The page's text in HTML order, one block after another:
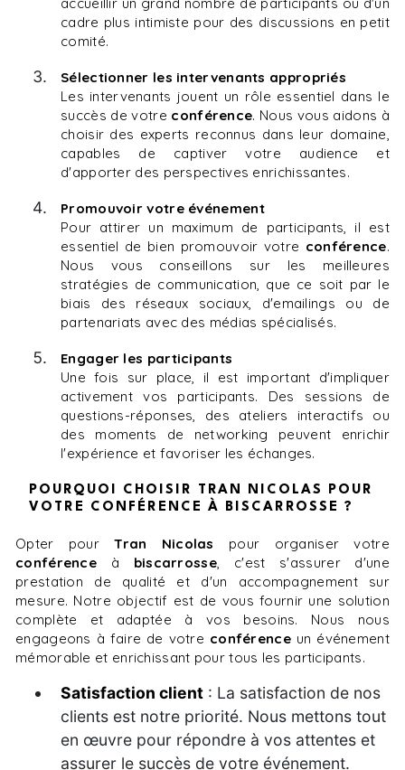
cadre plus intimiste pour des discussions en petit
comité.
Sélectionner les intervenants appropriés
Les intervenants jouent un rôle essentiel dans le
succès de votre conférence. Nous vous aidons à
choisir des experts reconnus dans leur domaine,
capables de captiver votre audience et
d'apporter des perspectives enrichissantes.
Promouvoir votre événement
Pour attirer un maximum de participants, il est
essentiel de bien promouvoir votre conférence.
Nous vous conseillons sur les meilleures
stratégies de communication, que ce soit par le
biais des réseaux sociaux, d'emailings ou de
partenariats avec des médias spécialisés.
Engager les participants
Une fois sur place, il est important d'impliquer
activement vos participants. Des sessions de
questions-réponses, des ateliers interactifs ou
des moments de networking peuvent enrichir
l'expérience et favoriser les échanges.
POURQUOI CHOISIR TRAN NICOLAS POUR
VOTRE CONFÉRENCE À BISCARROSSE ?
Opter pourTran Nicolas pour organiser votre
conférence à biscarrosse, c'est s'assurer d'une
prestation de qualité et d'un accompagnement sur
mesure. Notre objectif est de vous fournir une solution
complète et adaptée à vos besoins. Nous nous
engageons à faire de votre conférenceun événement
mémorable et enrichissant pour tous les participants.
Satisfaction client : La satisfaction de nos
clients est notre priorité. Nous mettons tout
en œuvre pour répondre à vos attentes et
assurer le succès de votre événement.